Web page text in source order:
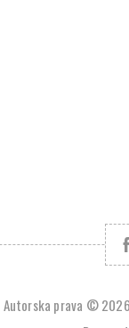
Autorska prava © 2026